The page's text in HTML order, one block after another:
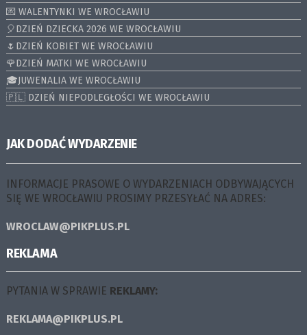
💌 WALENTYNKI WE WROCŁAWIU
🎈DZIEŃ DZIECKA 2026 WE WROCŁAWIU
🌷DZIEŃ KOBIET WE WROCŁAWIU
🌹DZIEŃ MATKI WE WROCŁAWIU
🎓JUWENALIA WE WROCŁAWIU
🇵🇱 DZIEŃ NIEPODLEGŁOŚCI WE WROCŁAWIU
JAK DODAĆ WYDARZENIE
INFORMACJE PRASOWE O WYDARZENIACH ODBYWAJĄCYCH
SIĘ WE WROCŁAWIU PROSIMY PRZESYŁAĆ NA ADRES:
WROCLAW@PIKPLUS.PL
REKLAMA
PYTANIA W SPRAWIE REKLAMY:
REKLAMA@PIKPLUS.PL